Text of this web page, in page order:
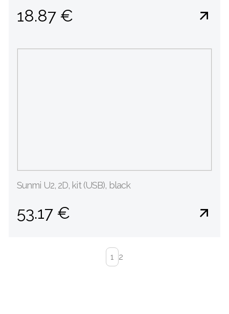
18.87 €
Sunmi U2, 2D, kit (USB), black
53.17 €
1 2